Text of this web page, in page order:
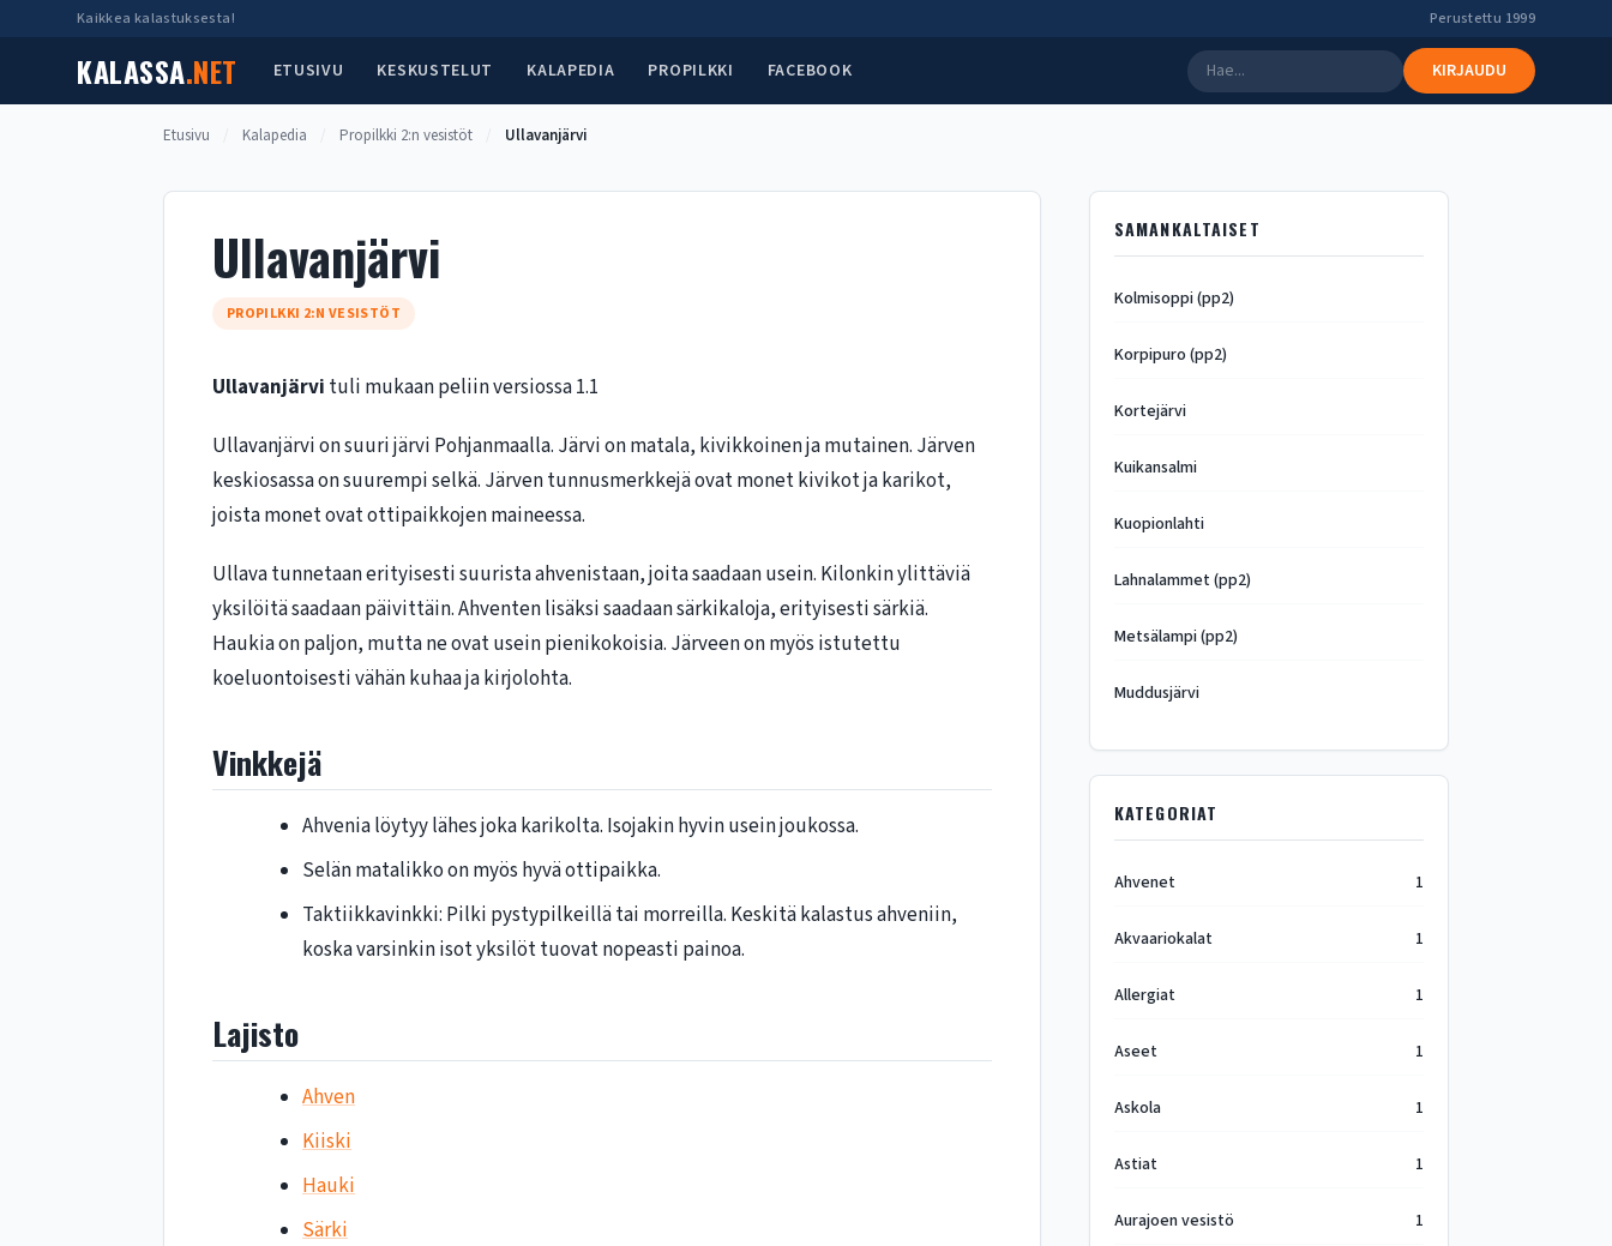
Kaikkea kalastuksesta! Perustettu 1999
KALASSA.NET ETUSIVU KESKUSTELUT KALAPEDIA PROPILKKI FACEBOOK KIRJAUDU
Etusivu Kalapedia Propilkki 2:n vesistöt Ullavanjärvi
Ullavanjärvi
PROPILKKI 2:N VESISTÖT
Ullavanjärvi tuli mukaan peliin versiossa 1.1
Ullavanjärvi on suuri järvi Pohjanmaalla. Järvi on matala, kivikkoinen ja mutainen. Järven
keskiosassa on suurempi selkä. Järven tunnusmerkkejä ovat monet kivikot ja karikot,
joista monet ovat ottipaikkojen maineessa.
Ullava tunnetaan erityisesti suurista ahvenistaan, joita saadaan usein. Kilonkin ylittäviä
yksilöitä saadaan päivittäin. Ahventen lisäksi saadaan särkikaloja, erityisesti särkiä.
Haukia on paljon, mutta ne ovat usein pienikokoisia. Järveen on myös istutettu
koeluontoisesti vähän kuhaa ja kirjolohta.
Vinkkejä
Ahvenia löytyy lähes joka karikolta. Isojakin hyvin usein joukossa.
Selän matalikko on myös hyvä ottipaikka.
Taktiikkavinkki: Pilki pystypilkeillä tai morreilla. Keskitä kalastus ahveniin,
koska varsinkin isot yksilöt tuovat nopeasti painoa.
Lajisto
Ahven
Kiiski
Hauki
Särki
SAMANKALTAISET
Kolmisoppi (pp2)
Korpipuro (pp2)
Kortejärvi
Kuikansalmi
Kuopionlahti
Lahnalammet (pp2)
Metsälampi (pp2)
Muddusjärvi
KATEGORIAT
Ahvenet 1
Akvaariokalat 1
Allergiat 1
Aseet 1
Askola 1
Astiat 1
Aurajoen vesistö 1